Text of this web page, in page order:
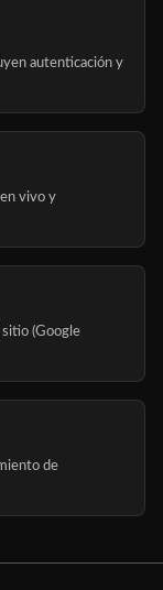
autenticación y
vivo y
(Google
de